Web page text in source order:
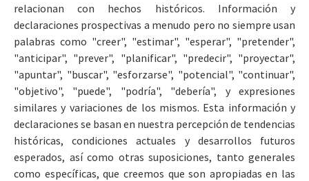
relacionan con hechos históricos. Información y
declaraciones prospectivas a menudo pero no siempre usan
palabras como "creer", "estimar", "esperar", "pretender",
"anticipar", "prever", "planificar", "predecir", "proyectar",
"apuntar", "buscar", "esforzarse", "potencial", "continuar",
"objetivo", "puede", "podría", "debería", y expresiones
similares y variaciones de los mismos. Esta información y
declaraciones se basan en nuestra percepción de tendencias
históricas, condiciones actuales y desarrollos futuros
esperados, así como otras suposiciones, tanto generales
como específicas, que creemos que son apropiadas en las